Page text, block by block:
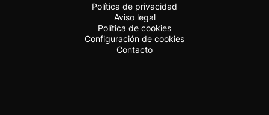
Política de privacidad
Aviso legal
Política de cookies
Configuración de cookies
Contacto